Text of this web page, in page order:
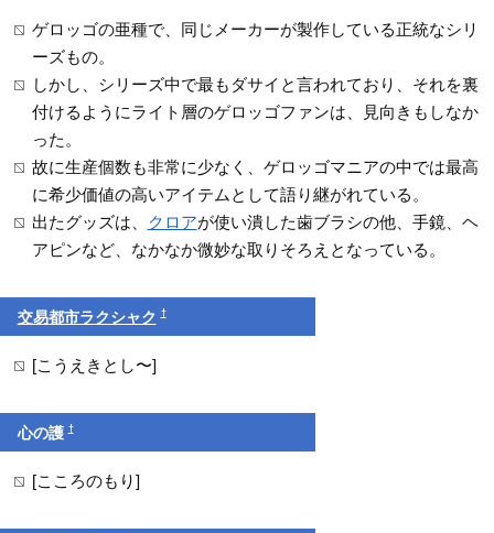
ゲロッゴの亜種で、同じメーカーが製作している正統なシリ
ーズもの。
しかし、シリーズ中で最もダサイと言われており、それを裏
付けるようにライト層のゲロッゴファンは、見向きもしなか
った。
故に生産個数も非常に少なく、ゲロッゴマニアの中では最高
に希少価値の高いアイテムとして語り継がれている。
出たグッズは、
クロアが使い潰した歯ブラシの他、手鏡、ヘ
アピンなど、なかなか微妙な取りそろえとなっている。
交易都市ラクシャク †
[こうえきとし〜]
心の護†
[こころのもり]